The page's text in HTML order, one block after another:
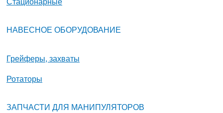
НАВЕСНОЕ ОБОРУДОВАНИЕ
Грейферы, захваты
Ротаторы
ЗАПЧАСТИ ДЛЯ МАНИПУЛЯТОРОВ